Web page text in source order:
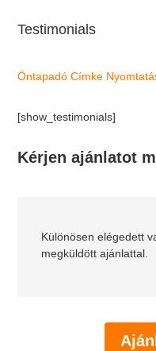
Testimonials
Öntapadó Címke
[show_testimonials]
Kérjen ajánlatot
Különösen elégedett
megküldött ajánlattal.